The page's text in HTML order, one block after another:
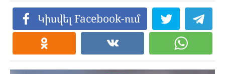
Կիսվել Facebook-ում